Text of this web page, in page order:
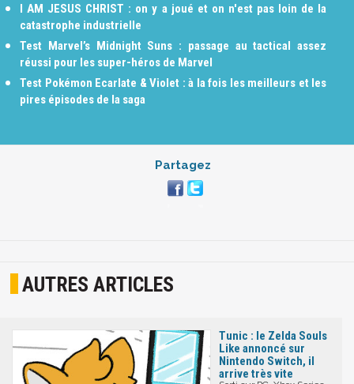
I AM JESUS CHRIST : on y a joué et on n'est pas loin de la
catastrophe industrielle
Test Marvel’s Midnight Suns : passage au tactical assez
réussi pour les super-héros de Marvel
Test Pokémon Ecarlate & Violet : à la fois les meilleurs et les
pires épisodes de la saga
Partagez
AUTRES ARTICLES
Tunic : le Zelda Souls
Like annoncé sur
Nintendo Switch, il
arrive très vite